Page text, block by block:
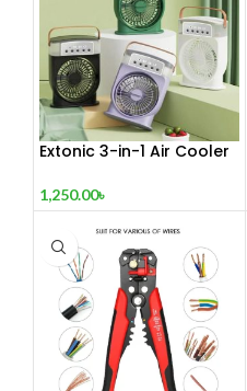
Extonic 3-in-1 Air Cooler
1,250.00৳